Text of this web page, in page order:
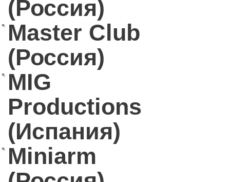
(Россия)
Master Club
(Россия)
MIG
Productions
(Испания)
Miniarm